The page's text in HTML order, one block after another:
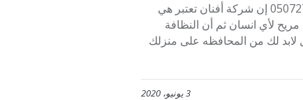
شركة تنظيف منازل…. غسيل سجاد شركة تنظيف منازل بالرياض 0507273739 إن شركة أفنان تعتبر هي
لأي انسان ثم أن النظافة
لابد لك من المحافظه على منزلك
3 يونيو، 2020